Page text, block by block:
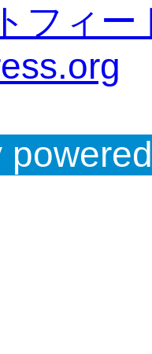
フィー